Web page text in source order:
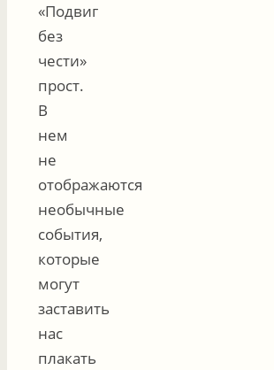
«Подвиг
без
чести»
прост.
В
нем
не
отображаются
необычные
события,
которые
могут
заставить
нас
плакать